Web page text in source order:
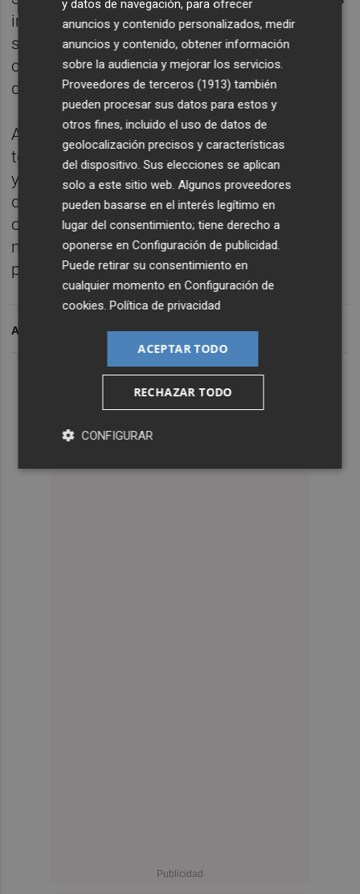
importantes, como la escasez global de
semiconductores y la necesidad de cumplir
con las estrictas normativas de emisiones
de la Unión Europea.
A pesar de estos retos, la innovación en
tecnologías como la conducción autónoma
y la conectividad, junto con nuevas formas
de movilidad como servicios de suscripción,
ofrecen oportunidades significativas para
mantener el impulso del crecimiento en los
próximos años.
ARCHIVADO EN
y datos de navegación, para ofrecer
anuncios y contenido personalizados, medir
anuncios y contenido, obtener información
sobre la audiencia y mejorar los servicios.
Proveedores de terceros (1913) también
pueden procesar sus datos para estos y
otros fines, incluido el uso de datos de
geolocalización precisos y características
del dispositivo. Sus elecciones se aplican
solo a este sitio web. Algunos proveedores
pueden basarse en el interés legítimo en
lugar del consentimiento; tiene derecho a
oponerse enConfiguración de publicidad
Puede retirar su consentimiento en
cualquier momento enConfiguración de
cookies .Política de privacidad
ACEPTAR TODO
RECHAZAR TODO
CONFIGURAR